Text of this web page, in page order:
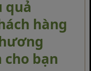
quả
hàng
cho bạn